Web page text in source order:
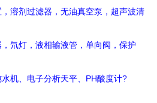
溶剂过滤器，无油真空泵，超声波清
氘灯，液相输液管，单向阀，保护
机、电子分析天平、PH酸度计?